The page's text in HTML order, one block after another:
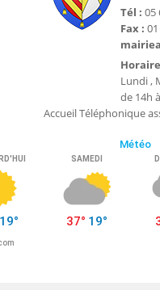
Tél : 05
Fax :
Lundi ,
de 14h
Accueil Téléphonique